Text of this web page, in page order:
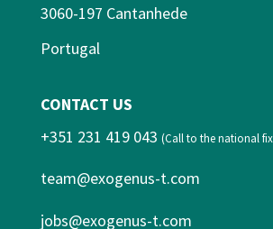
3060-197 Cantanhede
Portugal
CONTACT US
+351 231 419 043 (Call to the national
team@exogenus-t.com
jobs@exogenus-t.com